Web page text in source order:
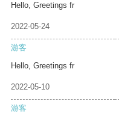
Hello, Greetings fr
2022-05-24
游客
Hello, Greetings fr
2022-05-10
游客